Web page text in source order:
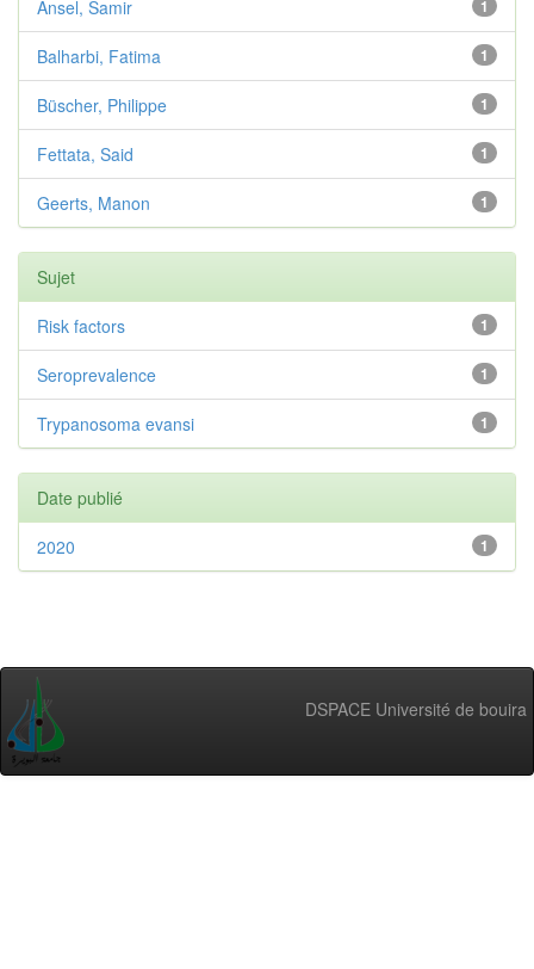
1
Ansel, Samir
1
Balharbi, Fatima
1
Büscher, Philippe
1
Fettata, Said
1
Geerts, Manon
Sujet
1
Risk factors
1
Seroprevalence
1
Trypanosoma evansi
Date publié
1
2020
DSPACE Université de bouira